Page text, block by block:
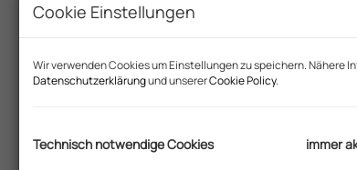
Cookie Einstellungen
Wir verwenden Cookies um Einstellungen zu speichern. Nähere
Datenschutzerklärungund unsererCookie Policy.
Technisch notwendige Cookies immer